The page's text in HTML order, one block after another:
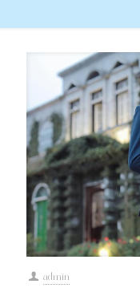
admin